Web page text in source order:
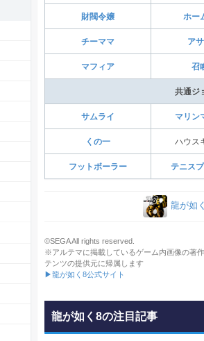
財閥令嬢 ホー
チーママ ア
マフィア 召
共通ジ
サムライ マリン
くの一 ハウス
フットボーラー テニス
龍が如
©SEGA All rights reserved.
※アルテマに掲載しているゲーム内画像の著
テンツの提供元に帰属します
▶龍が如く8公式サイト
龍が如く8の注目記事